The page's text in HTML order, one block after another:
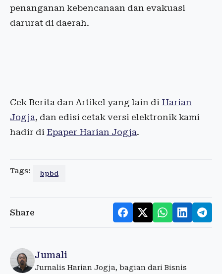
penanganan kebencanaan dan evakuasi
darurat di daerah.
Cek Berita dan Artikel yang lain di Harian
Jogja, dan edisi cetak versi elektronik kami
hadir di Epaper Harian Jogja.
Tags: bpbd
Share
Jumali
Jurnalis Harian Jogja, bagian dari Bisnis